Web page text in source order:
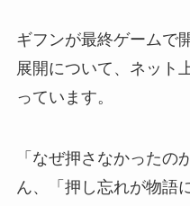
ギフンが最終ゲームで
展開について、ネット
っています。
「なぜ押さなかったの
ん、「押し忘れが物語